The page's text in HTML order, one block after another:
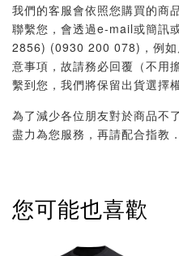
我們的客服會依照您購買的商
聯繫您，會透過e-mail或簡訊
2856) (0930 200 078)，例如
意事項，故請務必回覆（不用
繫到您，我們將保留出貨選擇
為了減少各位朋友對於商品不
盡力為您服務，再請配合指教．
您可能也喜歡